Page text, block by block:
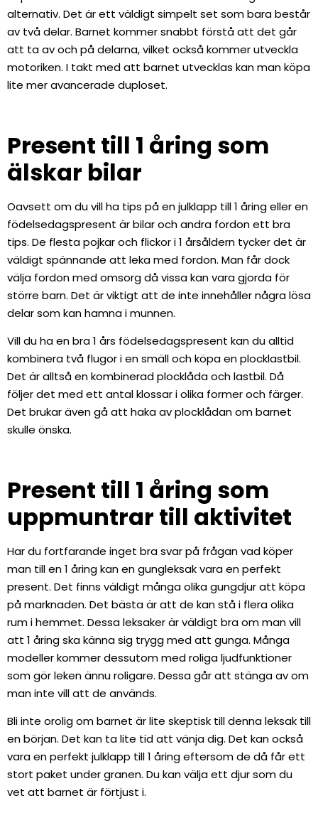
alternativ. Det är ett väldigt simpelt set som bara består
av två delar. Barnet kommer snabbt förstå att det går
att ta av och på delarna, vilket också kommer utveckla
motoriken. I takt med att barnet utvecklas kan man köpa
lite mer avancerade duploset.
Present till 1 åring som
älskar bilar
Oavsett om du vill ha tips på en julklapp till 1 åring eller en
födelsedagspresent är bilar och andra fordon ett bra
tips. De flesta pojkar och flickor i 1 årsåldern tycker det är
väldigt spännande att leka med fordon. Man får dock
välja fordon med omsorg då vissa kan vara gjorda för
större barn. Det är viktigt att de inte innehåller några lösa
delar som kan hamna i munnen.
Vill du ha en bra 1 års födelsedagspresent kan du alltid
kombinera två flugor i en smäll och köpa en plocklastbil.
Det är alltså en kombinerad plocklåda och lastbil. Då
följer det med ett antal klossar i olika former och färger.
Det brukar även gå att haka av plocklådan om barnet
skulle önska.
Present till 1 åring som
uppmuntrar till aktivitet
Har du fortfarande inget bra svar på frågan vad köper
man till en 1 åring kan en gungleksak vara en perfekt
present. Det finns väldigt många olika gungdjur att köpa
på marknaden. Det bästa är att de kan stå i flera olika
rum i hemmet. Dessa leksaker är väldigt bra om man vill
att 1 åring ska känna sig trygg med att gunga. Många
modeller kommer dessutom med roliga ljudfunktioner
som gör leken ännu roligare. Dessa går att stänga av om
man inte vill att de används.
Bli inte orolig om barnet är lite skeptisk till denna leksak till
en början. Det kan ta lite tid att vänja dig. Det kan också
vara en perfekt julklapp till 1 åring eftersom de då får ett
stort paket under granen. Du kan välja ett djur som du
vet att barnet är förtjust i.